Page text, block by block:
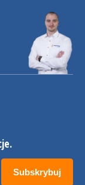
Subskrybuj